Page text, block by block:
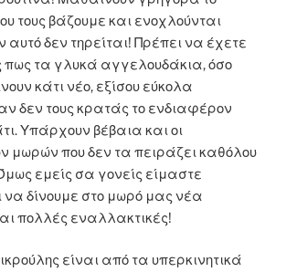
τους βάζουμε και ενοχλούνται
αυτό δεν τηρείται! Πρέπει να έχετε
πως τα γλυκά αγγελουδάκια, όσο
κάτι νέο, εξίσου εύκολα
δεν τους κρατάς το ενδιαφέρον
Υπάρχουν βέβαια και οι
μωρών που δεν τα πειράζει καθόλου
εμείς σα γονείς είμαστε
να δίνουμε στο μωρό μας νέα
πολλές εναλλακτικές!
είναι από τα υπερκινητικά